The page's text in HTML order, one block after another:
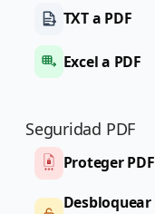
TXT a PDF
Excel a PDF
Seguridad PDF
Proteger PDF
Desbloquear